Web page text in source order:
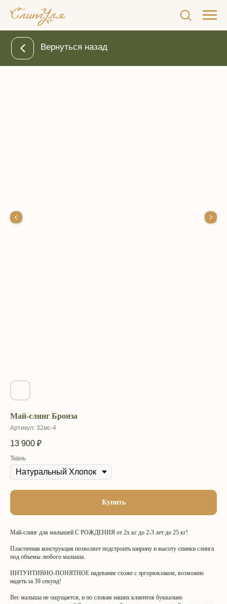
Май-слинг Бронза
Артикул: 32мс-4
13 900 ₽
Ткань
Купить
Май-слинг для малышей С РОЖДЕНИЯ от 2х кг до 2-3 лет до 25 кг!
Пластичная конструкция позволяет подстроить ширину и высоту спинки слинга
под объемы любого малыша.
ИНТУИТИВНО-ПОНЯТНОЕ надевание схоже с эргорюкзаком, возможно
надеть за 39 секунд!
Вес малыша не ощущается, и по словам наших клиентов буквально